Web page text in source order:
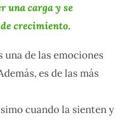
una carga y se
crecimiento.
una de las emociones
es de las más
cuando la sienten y